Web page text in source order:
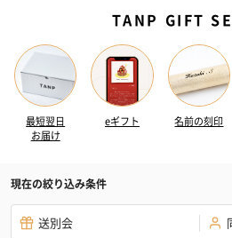
TANP GIFT
最短翌日
お届け
eギフト 名前の刻印
現在の絞り込み条件
送別会